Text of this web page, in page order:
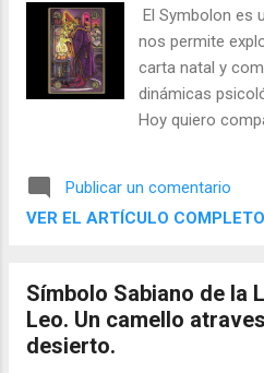
El Symbolon es
nos permite
carta natal y
dinámicas
Hoy quiero
trata de El Mago
transformación
Publicar un comentario
VER EL ARTÍCULO
Símbolo Sabiano de la
Leo. Un camello
desierto.